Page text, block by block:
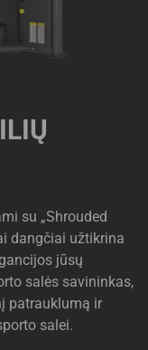
su „Shrouded
dangčiai užtikrina
jūsų
salės savininkas,
patrauklumą ir
salei.